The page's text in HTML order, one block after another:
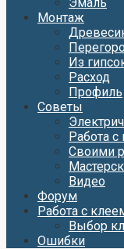
Монтаж
Из
Расход
Профиль
Советы
Работа с
Своими
Видео
Форум
Работа с
Выбор
Ошибки